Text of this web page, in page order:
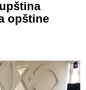
opštine